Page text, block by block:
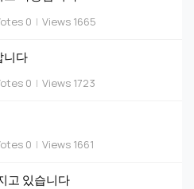
0 | Views 1665
니다
0 | Views 1723
0 | Views 1661
고 있습니다